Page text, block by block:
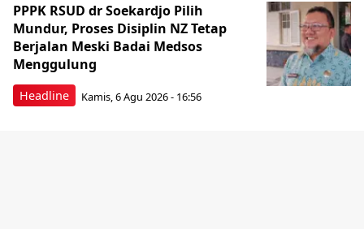
Headline
PPPK RSUD dr Soekardjo Pilih
Mundur, Proses Disiplin NZ Tetap
Berjalan Meski Badai Medsos
Menggulung
Kamis, 6 Agu 2026 - 16:56